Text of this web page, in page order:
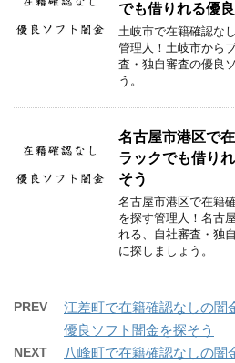
でも借りれる優
土岐市で在籍確認な
管理人！土岐市から
査・独自審査の優良
う。
名古屋市港区で
ラックでも借り
そう
名古屋市港区で在籍
を探す管理人！名古
れる、自社審査・独
に探しましょう。
PREV
江差町で在籍確認なしの闇
優良ソフト闇金を探そう
NEXT
八峰町で在籍確認なしの闇